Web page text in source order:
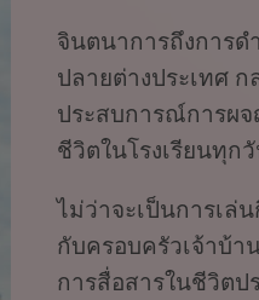
จินตนาการถึงการด
ปลายต่างประเทศ
ประสบการณ์การผ
ชีวิตในโรงเรียนทุก
ไม่ว่าจะเป็นการเล่
กับครอบครัวเจ้าบ้า
การสื่อสารในชีวิต